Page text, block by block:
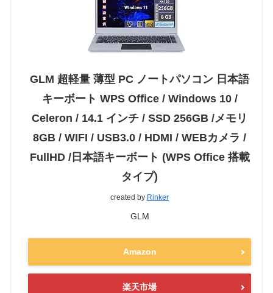
GLM 超軽量 薄型 PC ノートパソコン 日本語
キーボート WPS Office / Windows 10 /
Celeron / 14.1 インチ / SSD 256GB /メモリ
8GB / WIFI / USB3.0 / HDMI / WEBカメラ /
FullHD /日本語キーボート (WPS Office 搭載
タイプ)
created by Rinker
GLM
Amazon
楽天市場